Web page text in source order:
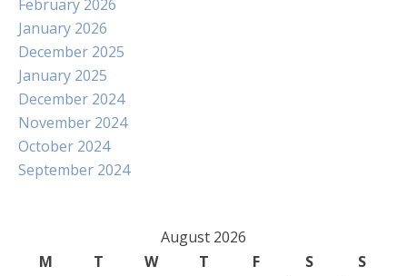
February 2026
January 2026
December 2025
January 2025
December 2024
November 2024
October 2024
September 2024
August 2026
M
T W T F S
S